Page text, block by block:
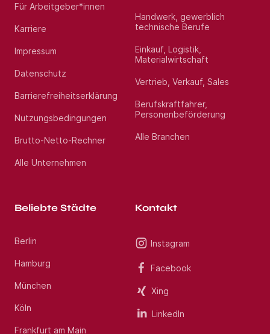
Für Arbeitgeber*innen
Karriere
Impressum
Datenschutz
Barrierefreiheitserklärung
Nutzungsbedingungen
Brutto-Netto-Rechner
Alle Unternehmen
Handwerk, gewerblich
technische Berufe
Einkauf, Logistik,
Materialwirtschaft
Vertrieb, Verkauf, Sales
Berufskraftfahrer,
Personenbeförderung
Alle Branchen
Beliebte Städte
Berlin
Hamburg
München
Köln
Frankfurt am Main
Kontakt
Instagram
Facebook
Xing
LinkedIn